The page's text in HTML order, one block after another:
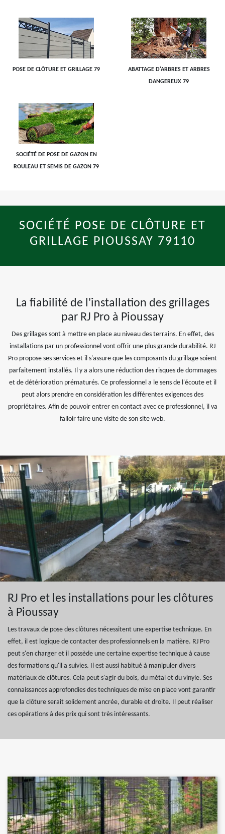
POSE DE CLÔTURE ET GRILLAGE 79
ABATTAGE D'ARBRES ET ARBRES
DANGEREUX 79
SOCIÉTÉ DE POSE DE GAZON EN
ROULEAU ET SEMIS DE GAZON 79
SOCIÉTÉ POSE DE CLÔTURE ET
GRILLAGE PIOUSSAY 79110
La fiabilité de l'installation des grillages
par RJ Pro à Pioussay
Des grillages sont à mettre en place au niveau des terrains. En effet, des
installations par un professionnel vont offrir une plus grande durabilité. RJ
Pro propose ses services et il s'assure que les composants du grillage soient
parfaitement installés. Il y a alors une réduction des risques de dommages
et de détérioration prématurés. Ce professionnel a le sens de l'écoute et il
peut alors prendre en considération les différentes exigences des
propriétaires. Afin de pouvoir entrer en contact avec ce professionnel, il va
falloir faire une visite de son site web.
RJ Pro et les installations pour les clôtures
à Pioussay
Les travaux de pose des clôtures nécessitent une expertise technique. En
effet, il est logique de contacter des professionnels en la matière. RJ Pro
peut s'en charger et il possède une certaine expertise technique à cause
des formations qu'il a suivies. Il est aussi habitué à manipuler divers
matériaux de clôtures. Cela peut s'agir du bois, du métal et du vinyle. Ses
connaissances approfondies des techniques de mise en place vont garantir
que la clôture serait solidement ancrée, durable et droite. Il peut réaliser
ces opérations à des prix qui sont très intéressants.